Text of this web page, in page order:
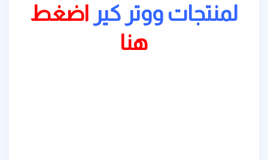
لمنتجات ووتر كير اضغط
هنا